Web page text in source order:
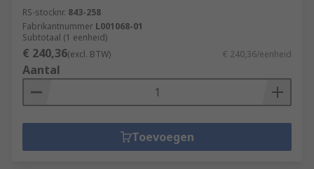
RS-stocknr. 843-258
Fabrikantnummer L001068-01
Subtotaal (1 eenheid)
€ 240,36(excl. BTW) € 240,36/eenheid
Aantal
Toevoegen